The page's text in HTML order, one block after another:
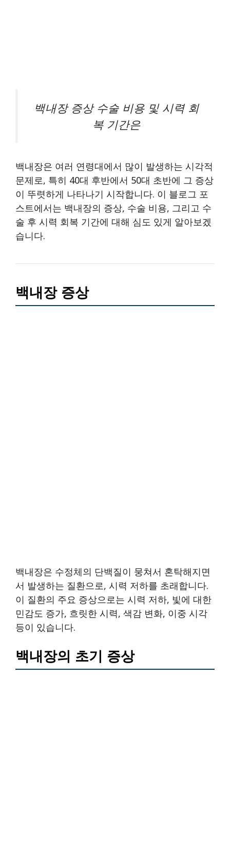
백내장 증상 수술 비용 및 시력 회
복 기간은
백내장은 여러 연령대에서 많이 발생하는 시각적
문제로, 특히 40대 후반에서 50대 초반에 그 증상
이 뚜렷하게 나타나기 시작합니다. 이 블로그 포
스트에서는 백내장의 증상, 수술 비용, 그리고 수
술 후 시력 회복 기간에 대해 심도 있게 알아보겠
습니다.
백내장 증상
백내장은 수정체의 단백질이 뭉쳐서 혼탁해지면
서 발생하는 질환으로, 시력 저하를 초래합니다.
이 질환의 주요 증상으로는 시력 저하, 빛에 대한
민감도 증가, 흐릿한 시력, 색감 변화, 이중 시각
등이 있습니다.
백내장의 초기 증상